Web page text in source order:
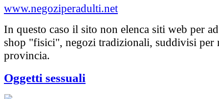
www.negoziperadulti.net
In questo caso il sito non elenca siti web per
shop "fisici", negozi tradizionali, suddivisi per
provincia.
Oggetti sessuali